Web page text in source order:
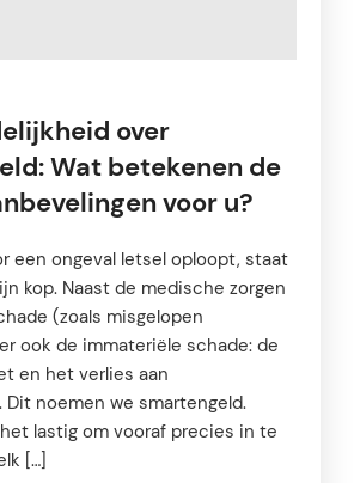
over
Wat betekenen de
voor u?
een ongeval letsel oploopt, staat
kop. Naast de medische zorgen
(zoals misgelopen
ook de immateriële schade: de
en het verlies aan
Dit noemen we smartengeld.
lastig om vooraf precies in te
[…]